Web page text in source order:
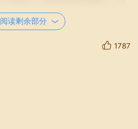
阅读剩余部分
1787